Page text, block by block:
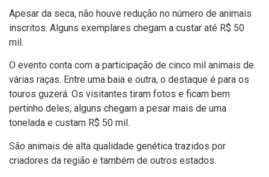
Apesar da seca, não houve redução no número de animais
inscritos. Alguns exemplares chegam a custar até R$ 50
mil.
O evento conta com a participação de cinco mil animais de
várias raças. Entre uma baia e outra, o destaque é para os
touros guzerá. Os visitantes tiram fotos e ficam bem
pertinho deles, alguns chegam a pesar mais de uma
tonelada e custam R$ 50 mil.
São animais de alta qualidade genética trazidos por
criadores da região e também de outros estados.